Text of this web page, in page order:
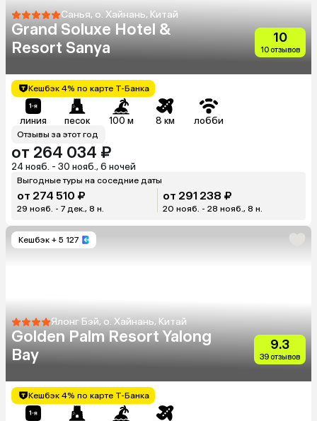
Санья, о. Хайнань, Китай
Grand Soluxe Hotel &
Resort Sanya
10
10 отзывов
Кешбэк 4% по карте Т-Банка
линия песок 100 м 8 км лобби
Отзывы за этот год
от 264 034 ₽
24 нояб. - 30 нояб., 6 ночей
Выгодные туры на соседние даты
от 274 510 ₽
29 нояб. - 7 дек., 8 н.
от 291 238 ₽
20 нояб. - 28 нояб., 8 н.
Кешбэк + 5 127
Ялонг Бэй, о. Хайнань, Китай
Golden Palm Resort Yalong
Bay
9.3
39 отзывов
Кешбэк 4% по карте Т-Банка